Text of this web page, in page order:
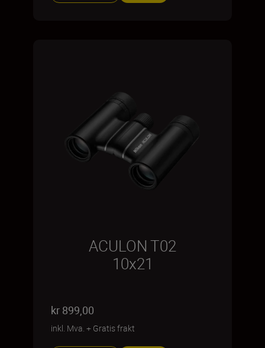
ACULON T02
10x21
kr 899,00
inkl. Mva. + Gratis frakt